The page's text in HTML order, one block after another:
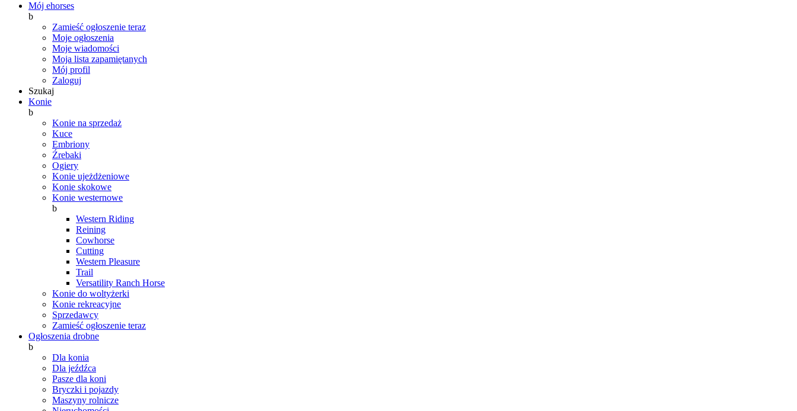
Mój ehorses
b
Zamieść ogłoszenie teraz
Moje ogłoszenia
Moje wiadomości
Moja lista zapamiętanych
Mój profil
Zaloguj
Szukaj
Konie
b
Konie na sprzedaż
Kuce
Embriony
Źrebaki
Ogiery
Konie ujeżdżeniowe
Konie skokowe
Konie westernowe
b
Western Riding
Reining
Cowhorse
Cutting
Western Pleasure
Trail
Versatility Ranch Horse
Konie do woltyżerki
Konie rekreacyjne
Sprzedawcy
Zamieść ogłoszenie teraz
Ogłoszenia drobne
b
Dla konia
Dla jeźdźca
Pasze dla koni
Bryczki i pojazdy
Maszyny rolnicze